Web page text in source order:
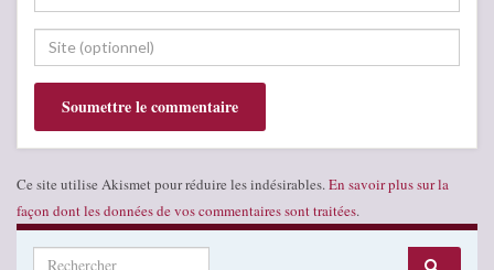
Ce site utilise Akismet pour réduire les indésirables. En savoir plus sur la
façon dont les données de vos commentaires sont traitées.
Search for: